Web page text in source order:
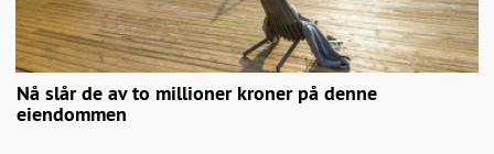
Nå slår de av to millioner kroner på denne
eiendommen